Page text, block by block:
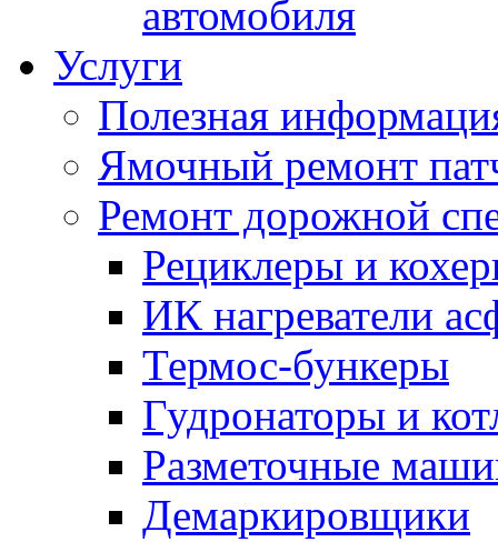
автомобиля
Услуги
Полезная
Ямочный ремонт
Ремонт дорожной
Рециклеры и
ИК нагреватели
Термос-бункеры
Гудронаторы и
Разметочные
Демаркировщики